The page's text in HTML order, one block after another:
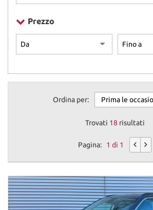
Prezzo
Ordina per:
Trovati 18 risultati
Pagina: 1 di 1